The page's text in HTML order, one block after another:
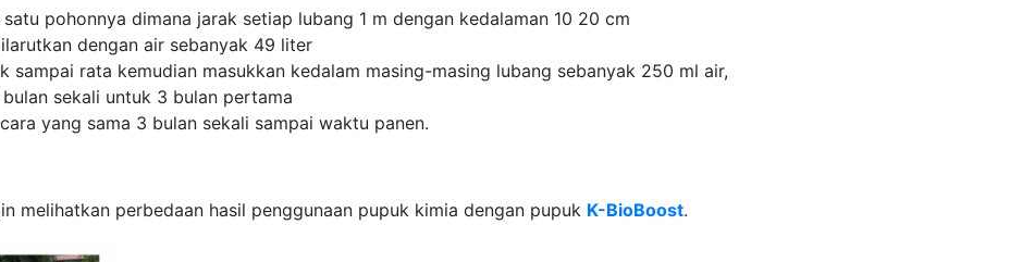
pohonnya dimana jarak setiap lubang 1 m dengan kedalaman 10 20 cm
dengan air sebanyak 49 liter
sampai rata kemudian masukkan kedalam masing-masing lubang sebanyak 250 ml air,
sekali untuk 3 bulan pertama
yang sama 3 bulan sekali sampai waktu panen.
melihatkan perbedaan hasil penggunaan pupuk kimia dengan pupuk K-BioBoost.